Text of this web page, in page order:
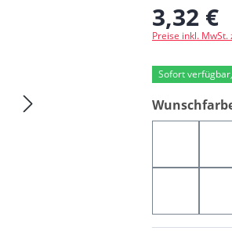
Regulärer Preis:
3,32 €
Preise inkl.
Sofort